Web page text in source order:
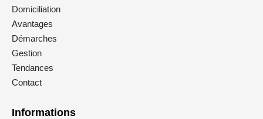
Domiciliation
Avantages
Démarches
Gestion
Tendances
Contact
Informations